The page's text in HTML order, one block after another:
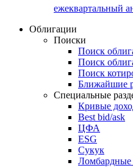
ежеквартальный
Облигации
Поиски
Поиск
Поиск
Поиск
Ближайшие
Специальные
Кривые
Best bid/ask
ЦФА
ESG
Сукук
Ломбардные